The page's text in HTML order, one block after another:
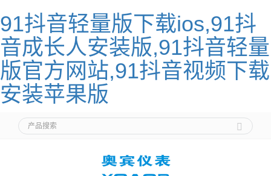
91抖音轻量版下载ios,91抖
音成长人安装版,91抖音轻量
版官方网站,91抖音视频下载
安装苹果版